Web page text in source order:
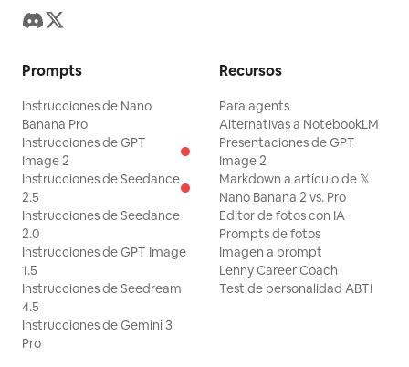
Prompts
Instrucciones de Nano
Banana Pro
Instrucciones de GPT
Image 2
Instrucciones de Seedance
2.5
Instrucciones de Seedance
2.0
Instrucciones de GPT Image
1.5
Instrucciones de Seedream
4.5
Instrucciones de Gemini 3
Pro
Recursos
Para agents
Alternativas a NotebookLM
Presentaciones de GPT
Image 2
Markdown a artículo de 𝕏
Nano Banana 2 vs. Pro
Editor de fotos con IA
Prompts de fotos
Imagen a prompt
Lenny Career Coach
Test de personalidad ABTI